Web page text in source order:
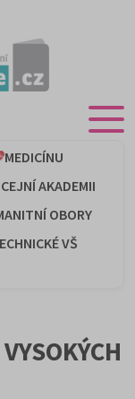
MEDICÍNU
AKADEMII
OBORY
VŠ